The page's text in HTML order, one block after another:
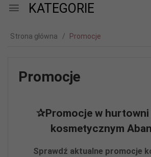
KATEGORIE
Strona główna Promocje
Promocje
✰Promocje w hurtowni
kosmetycznym
Sprawdź aktualne promocje